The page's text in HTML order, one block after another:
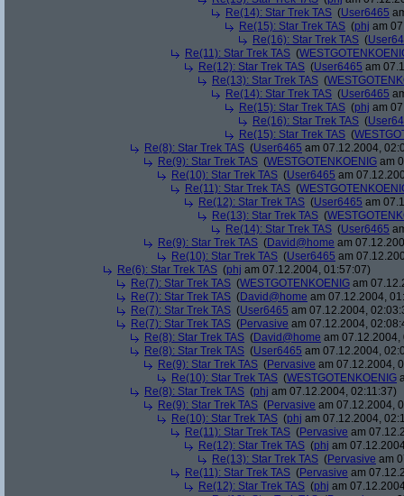
Re(14): Star Trek TAS (User6465
Re(15): Star Trek TAS (phj am
Re(16): Star Trek TAS (
Re(11): Star Trek TAS (
Re(12): Star Trek TAS (User6465 am
Re(13): Star Trek TAS (
Re(14): Star Trek TAS (User6465
Re(15): Star Trek TAS (phj am
Re(16): Star Trek TAS (
Re(15): Star Trek TAS (
Re(8): Star Trek TAS (User6465 am 07.12.2004,
Re(9): Star Trek TAS (WESTGOTENKOENIG am
Re(10): Star Trek TAS (User6465 am
Re(11): Star Trek TAS (
Re(12): Star Trek TAS (User6465 am
Re(13): Star Trek TAS (
Re(14): Star Trek TAS (User6465
Re(9): Star Trek TAS (David@home am
Re(10): Star Trek TAS (User6465 am
Re(6): Star Trek TAS (phj am 07.12.2004, 01:57:07)
Re(7): Star Trek TAS (WESTGOTENKOENIG am
Re(7): Star Trek TAS (David@home am 07.12.2004,
Re(7): Star Trek TAS (User6465 am 07.12.2004,
Re(7): Star Trek TAS (Pervasive am 07.12.2004,
Re(8): Star Trek TAS (David@home am 07.12.2004,
Re(8): Star Trek TAS (User6465 am 07.12.2004,
Re(9): Star Trek TAS (Pervasive am 07.12.2004,
Re(10): Star Trek TAS (WESTGOTENKOENIG
Re(8): Star Trek TAS (phj am 07.12.2004, 02:11:37)
Re(9): Star Trek TAS (Pervasive am 07.12.2004,
Re(10): Star Trek TAS (phj am 07.12.2004,
Re(11): Star Trek TAS (Pervasive am
Re(12): Star Trek TAS (phj am
Re(13): Star Trek TAS (Pervasive am
Re(11): Star Trek TAS (Pervasive am
Re(12): Star Trek TAS (phj am